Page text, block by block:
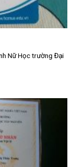
Nữ Học trường Đại